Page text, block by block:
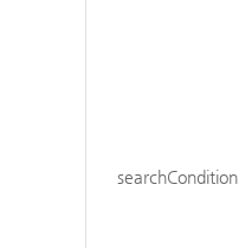
searchCondition